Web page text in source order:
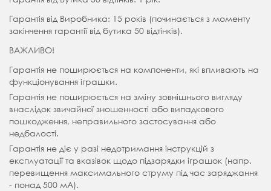
Гарантія від Виробника: 15 років (починається з моменту
закінчення гарантії від бутика 50 відтінків).
ВАЖЛИВО!
Гарантія не поширюється на компоненти, які впливають на
функціонування іграшки.
Гарантія не поширюється на зміну зовнішнього вигляду
внаслідок звичайної зношенності або випадкового
пошкодження, неправильного застосування або
недбалості.
Гарантія не діє у разі недотримання інструкцій з
експлуатації та вказівок щодо підзарядки іграшок (напр.
перевищення максимального струму під час заряджання
- понад 500 мА).